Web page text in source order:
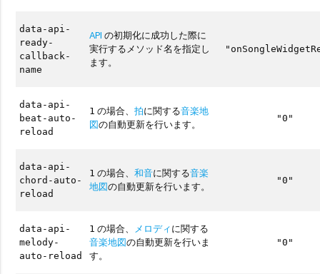
data-api-
ready-
callback-
name
API の初期化に成功した際に
実行するメソッド名を指定し
ます。
data-api-
beat-auto-
reload
1 の場合、拍に関する音楽地
図の自動更新を行います。
"0"
data-api-
chord-auto-
reload
1 の場合、和音に関する音楽
地図の自動更新を行います。
"0"
data-api-
melody-
auto-reload
1 の場合、 メロディに関する
音楽地図の自動更新を行いま
す。
"0"